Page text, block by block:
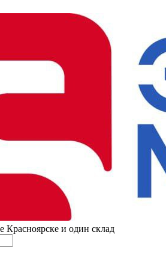
Красноярске и один склад